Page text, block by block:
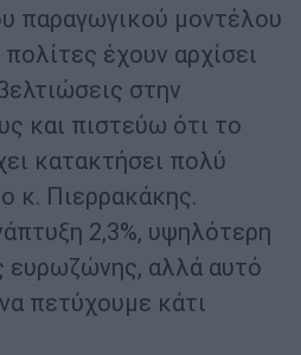
παραγωγικού μοντέλου
έχουν αρχίσει
στην
και πιστεύω ότι το
κατακτήσει πολύ
κ. Πιερρακάκης.
2,3%, υψηλότερη
ευρωζώνης, αλλά αυτό
πετύχουμε κάτι